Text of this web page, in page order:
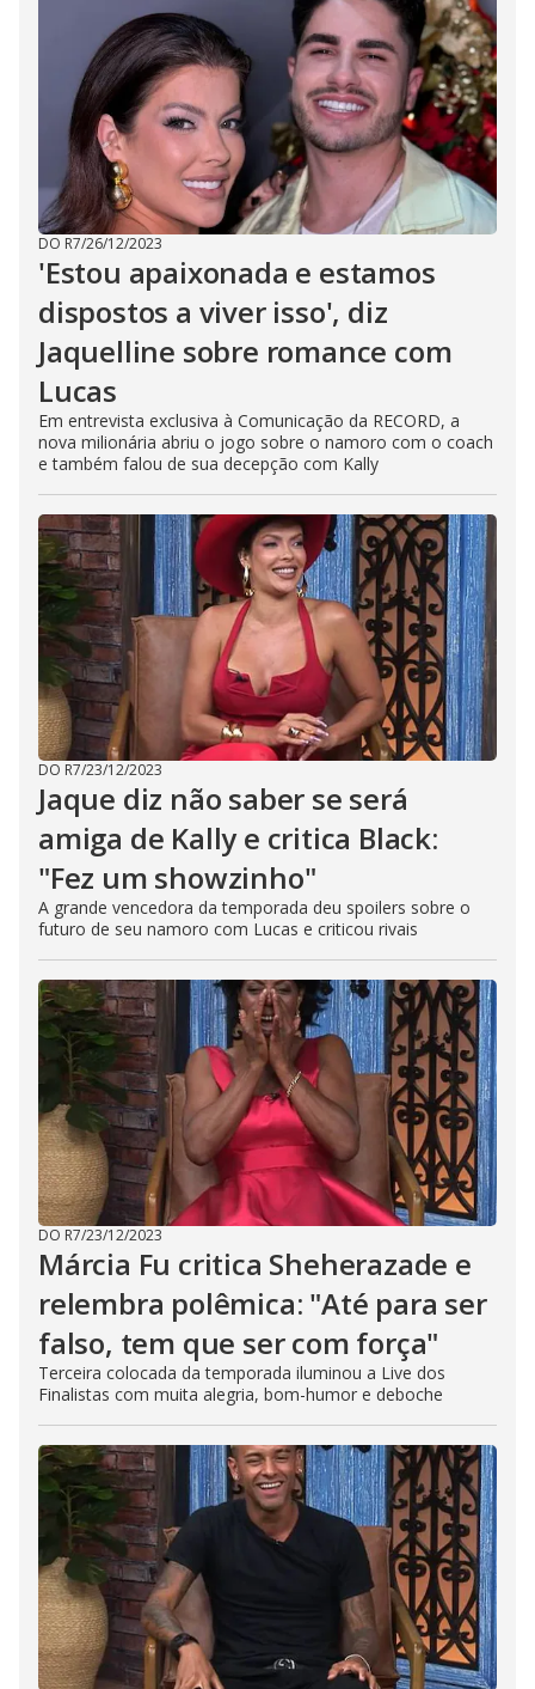
DO R7/26/12/2023
'Estou apaixonada e estamos
dispostos a viver isso', diz
Jaquelline sobre romance com
Lucas
Em entrevista exclusiva à Comunicação da RECORD, a
nova milionária abriu o jogo sobre o namoro com o coach
e também falou de sua decepção com Kally
DO R7/23/12/2023
Jaque diz não saber se será
amiga de Kally e critica Black:
"Fez um showzinho"
A grande vencedora da temporada deu spoilers sobre o
futuro de seu namoro com Lucas e criticou rivais
DO R7/23/12/2023
Márcia Fu critica Sheherazade e
relembra polêmica: "Até para ser
falso, tem que ser com força"
Terceira colocada da temporada iluminou a Live dos
Finalistas com muita alegria, bom-humor e deboche